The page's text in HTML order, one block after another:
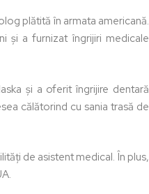
plătită în armata americană.
și a furnizat îngrijiri medicale
și a oferit îngrijire dentară
călătorind cu sania trasă de
de asistent medical. În plus,